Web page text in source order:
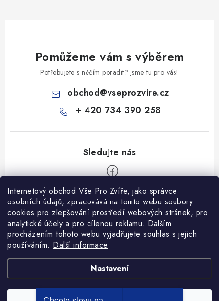
Internetový obchod Vše Pro Zvíře, jako správce
osobních údajů, zpracovává na tomto webu soubory
cookies pro zlepšování prostředí webových stránek, pro
analytické účely a pro cílenou reklamu. Dalším
procházením tohoto webu vyjadřujete souhlas s jejich
používáním. Další informace
Nastavení
Pomůžeme vám s výběrem
Potřebujete s něčím poradit? Jsme tu pro vás!
obchod@vseprozvire.cz
+ 420 734 390 258
Informace pro Vás
Ceník dopravy
Kontakty
Obchodní podmínky
Podmínky ochrany osobních údajů
Heuréka recenze